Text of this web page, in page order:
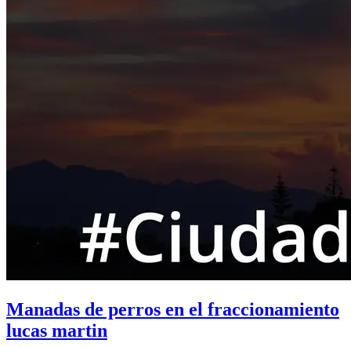
Manadas de perros en el fraccionamiento
lucas martin